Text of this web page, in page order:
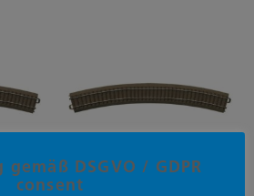
DSGVO / GDPR
consent